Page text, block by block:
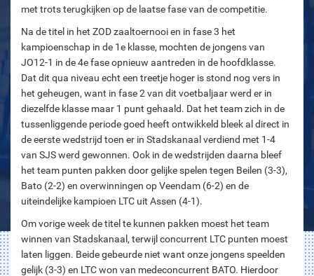
met trots terugkijken op de laatse fase van de competitie.
Na de titel in het ZOD zaaltoernooi en in fase 3 het
kampioenschap in de 1e klasse, mochten de jongens van
JO12-1 in de 4e fase opnieuw aantreden in de hoofdklasse.
Dat dit qua niveau echt een treetje hoger is stond nog vers in
het geheugen, want in fase 2 van dit voetbaljaar werd er in
diezelfde klasse maar 1 punt gehaald. Dat het team zich in de
tussenliggende periode goed heeft ontwikkeld bleek al direct in
de eerste wedstrijd toen er in Stadskanaal verdiend met 1-4
van SJS werd gewonnen. Ook in de wedstrijden daarna bleef
het team punten pakken door gelijke spelen tegen Beilen (3-3),
Bato (2-2) en overwinningen op Veendam (6-2) en de
uiteindelijke kampioen LTC uit Assen (4-1).
Om vorige week de titel te kunnen pakken moest het team
winnen van Stadskanaal, terwijl concurrent LTC punten moest
laten liggen. Beide gebeurde niet want onze jongens speelden
gelijk (3-3) en LTC won van medeconcurrent BATO. Hierdoor